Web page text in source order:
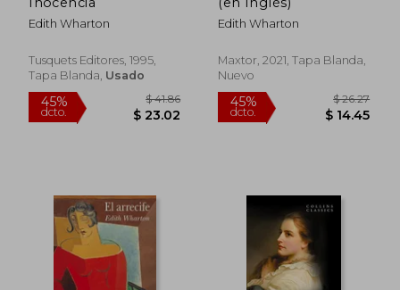
Edith Wharton
Tusquets Editores, 1995,
Tapa Blanda, Usado
Edith Wharton
Maxtor, 2021, Tapa Blanda,
Nuevo